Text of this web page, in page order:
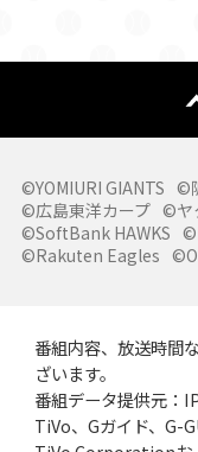
©YOMIURI GIANTS ©
©広島東洋カープ ©ヤ
©SoftBank HAWKS
©Rakuten Eagles
番組内容、放送時間
ざいます。
番組データ提供元：
TiVo、Gガイド、G-